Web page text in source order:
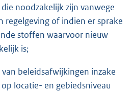
noodzakelijk zijn vanwege
regelgeving of indien er sprake
stoffen waarvoor nieuw
is;
beleidsafwijkingen inzake
locatie- en gebiedsniveau